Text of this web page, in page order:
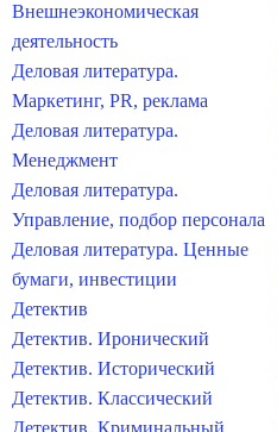
Внешнеэкономическая
деятельность
Деловая литература.
Маркетинг, PR, реклама
Деловая литература.
Менеджмент
Деловая литература.
Управление, подбор персонала
Деловая литература. Ценные
бумаги, инвестиции
Детектив
Детектив. Иронический
Детектив. Исторический
Детектив. Классический
Детектив. Криминальный